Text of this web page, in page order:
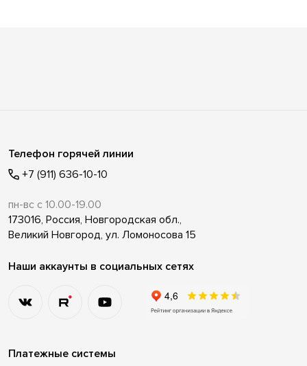
Телефон горячей линии
+7 (911) 636-10-10
пн-вс с 10.00-19.00
173016, Россия, Новгородская обл.,
Великий Новгород, ул. Ломоносова 15
Наши аккаунты в социальных сетях
Платежные системы